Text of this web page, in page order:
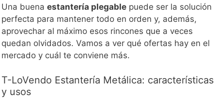
Una buena estantería plegable puede ser la solución
perfecta para mantener todo en orden y, además,
aprovechar al máximo esos rincones que a veces
quedan olvidados. Vamos a ver qué ofertas hay en el
mercado y cuál te conviene más.
T-LoVendo Estantería Metálica: características
y usos